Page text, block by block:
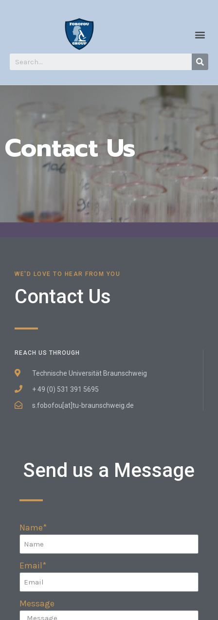
Contact Us
WE'D LOVE TO HEAR FROM YOU
Contact Us
REACH US THROUGH
Technische Universität Braunschweig
+ 49 (0) 531 391 5695
s.fobofou[at]tu-braunschweig.de
Send us a Message
Name*
Email*
Message